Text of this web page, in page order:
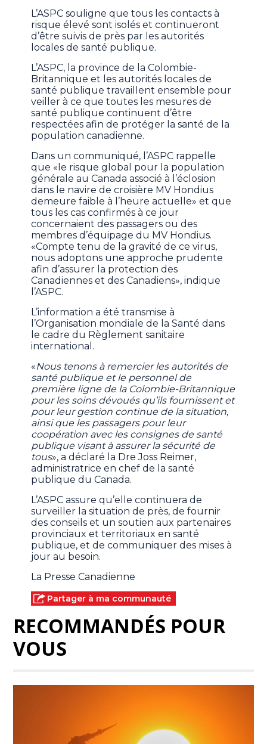
L’ASPC souligne que tous les contacts à
risque élevé sont isolés et continueront
d’être suivis de près par les autorités
locales de santé publique.
L’ASPC, la province de la Colombie-
Britannique et les autorités locales de
santé publique travaillent ensemble pour
veiller à ce que toutes les mesures de
santé publique continuent d’être
respectées afin de protéger la santé de la
population canadienne.
Dans un communiqué, l’ASPC rappelle
que «le risque global pour la population
générale au Canada associé à l’éclosion
dans le navire de croisière MV Hondius
demeure faible à l’heure actuelle» et que
tous les cas confirmés à ce jour
concernaient des passagers ou des
membres d’équipage du MV Hondius.
«Compte tenu de la gravité de ce virus,
nous adoptons une approche prudente
afin d’assurer la protection des
Canadiennes et des Canadiens», indique
l’ASPC.
L’information a été transmise à
l’Organisation mondiale de la Santé dans
le cadre du Règlement sanitaire
international.
«Nous tenons à remercier les autorités de
santé publique et le personnel de
première ligne de la Colombie-Britannique
pour les soins dévoués qu’ils fournissent et
pour leur gestion continue de la situation,
ainsi que les passagers pour leur
coopération avec les consignes de santé
publique visant à assurer la sécurité de
tous», a déclaré la Dre Joss Reimer,
administratrice en chef de la santé
publique du Canada.
L’ASPC assure qu’elle continuera de
surveiller la situation de près, de fournir
des conseils et un soutien aux partenaires
provinciaux et territoriaux en santé
publique, et de communiquer des mises à
jour au besoin.
La Presse Canadienne
Partager à ma communauté
RECOMMANDÉS POUR
VOUS